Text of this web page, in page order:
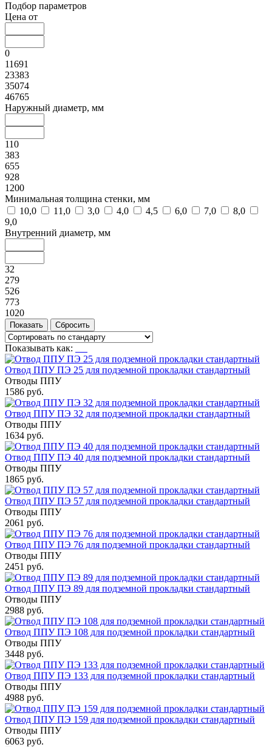
Подбор параметров
Цена от
0
11691
23383
35074
46765
Наружный диаметр, мм
110
383
655
928
1200
Минимальная толщина стенки, мм
10,0
11,0 3,0 4,0 4,5 6,0 7,0
8,0
9,0
Внутренний диаметр, мм
32
279
526
773
1020
Показывать как:
Отвод ППУ ПЭ 25 для подземной прокладки стандартный
Отводы ППУ
1586 руб.
Отвод ППУ ПЭ 32 для подземной прокладки стандартный
Отводы ППУ
1634 руб.
Отвод ППУ ПЭ 40 для подземной прокладки стандартный
Отводы ППУ
1865 руб.
Отвод ППУ ПЭ 57 для подземной прокладки стандартный
Отводы ППУ
2061 руб.
Отвод ППУ ПЭ 76 для подземной прокладки стандартный
Отводы ППУ
2451 руб.
Отвод ППУ ПЭ 89 для подземной прокладки стандартный
Отводы ППУ
2988 руб.
Отвод ППУ ПЭ 108 для подземной прокладки стандартный
Отводы ППУ
3448 руб.
Отвод ППУ ПЭ 133 для подземной прокладки стандартный
Отводы ППУ
4988 руб.
Отвод ППУ ПЭ 159 для подземной прокладки стандартный
Отводы ППУ
6063 руб.